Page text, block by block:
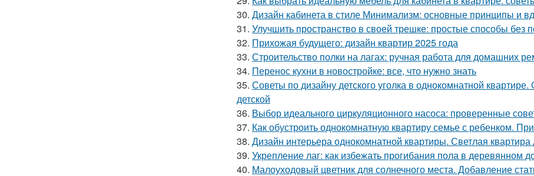
30. Дизайн кабинета в стиле Минимализм: основные принципы и
31. Улучшить пространство в своей трешке: простые способы без
32. Прихожая будущего: дизайн квартир 2025 года
33. Строительство полки на лагах: ручная работа для домашних
34. Перенос кухни в новостройке: все, что нужно знать
35. Советы по дизайну детского уголка в однокомнатной
детской
36. Выбор идеального циркуляционного насоса: проверенные
37. Как обустроить однокомнатную квартиру семье с ребенком.
38. Дизайн интерьера однокомнатной квартиры. Светлая квартира
39. Укрепление лаг: как избежать прогибания пола в деревянном
40. Малоуходовый цветник для солнечного места. Добавление